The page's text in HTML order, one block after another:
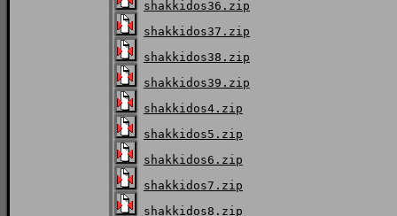
shakkidos36.zip
shakkidos37.zip
shakkidos38.zip
shakkidos39.zip
shakkidos4.zip
shakkidos5.zip
shakkidos6.zip
shakkidos7.zip
shakkidos8.zip